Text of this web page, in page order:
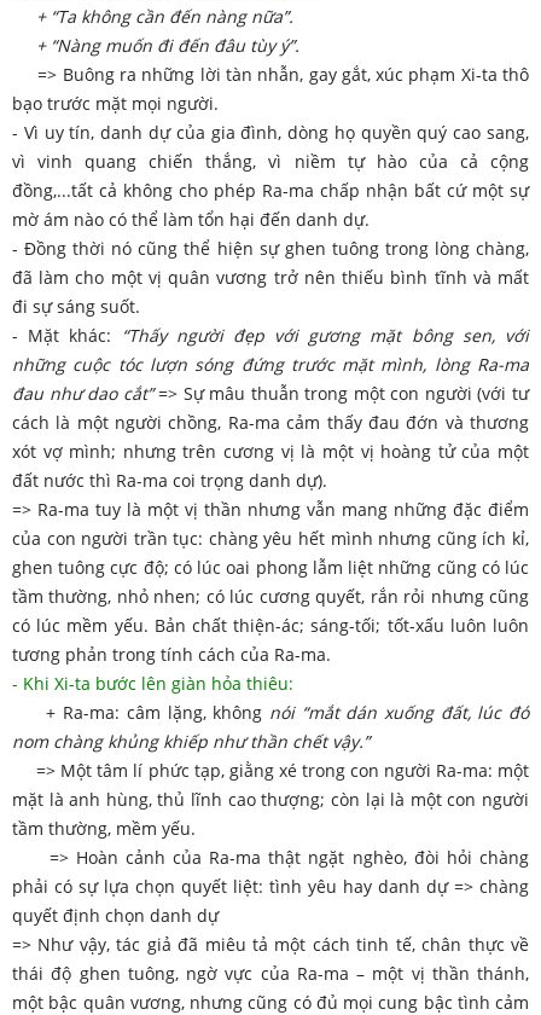
+ “Ta không cần đến nàng nữa”.
+ “Nàng muốn đi đến đâu tùy ý”.
=> Buông ra những lời tàn nhẫn, gay gắt, xúc phạm Xi-ta thô
bạo trước mặt mọi người.
- Vì uy tín, danh dự của gia đình, dòng họ quyền quý cao sang,
vì vinh quang chiến thắng, vì niềm tự hào của cả cộng
đồng,...tất cả không cho phép Ra-ma chấp nhận bất cứ một sự
mờ ám nào có thể làm tổn hại đến danh dự.
- Đồng thời nó cũng thể hiện sự ghen tuông trong lòng chàng,
đã làm cho một vị quân vương trở nên thiếu bình tĩnh và mất
đi sự sáng suốt.
- Mặt khác:
“Thấy người đẹp với gương mặt bông sen, với
những cuộc tóc lượn sóng đứng trước mặt mình, lòng Ra-ma
đau như dao cắt”=> Sự mâu thuẫn trong một con người (với tư
cách là một người chồng, Ra-ma cảm thấy đau đớn và thương
xót vợ mình; nhưng trên cương vị là một vị hoàng tử của một
đất nước thì Ra-ma coi trọng danh dự).
=> Ra-ma tuy là một vị thần nhưng vẫn mang những đặc điểm
của con người trần tục: chàng yêu hết mình nhưng cũng ích kỉ,
ghen tuông cực độ; có lúc oai phong lẫm liệt những cũng có lúc
tầm thường, nhỏ nhen; có lúc cương quyết, rắn rỏi nhưng cũng
có lúc mềm yếu. Bản chất thiện-ác; sáng-tối; tốt-xấu luôn luôn
tương phản trong tính cách của Ra-ma.
- Khi Xi-ta bước lên giàn hỏa thiêu:
+ Ra-ma: câm lặng, không nói “mắt dán xuống đất, lúc đó
nom chàng khủng khiếp như thần chết vậy.”
=> Một tâm lí phức tạp, giằng xé trong con người Ra-ma: một
mặt là anh hùng, thủ lĩnh cao thượng; còn lại là một con người
tầm thường, mềm yếu.
=> Hoàn cảnh của Ra-ma thật ngặt nghèo, đòi hỏi chàng
phải có sự lựa chọn quyết liệt: tình yêu hay danh dự => chàng
quyết định chọn danh dự
=> Như vậy, tác giả đã miêu tả một cách tinh tế, chân thực về
thái độ ghen tuông, ngờ vực của Ra-ma – một vị thần thánh,
một bậc quân vương, nhưng cũng có đủ mọi cung bậc tình cảm